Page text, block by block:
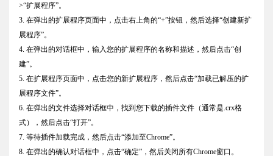
>“扩展程序”。
3. 在弹出的扩展程序页面中，点击右上角的“+”按钮，然后选择“创建新扩
展程序”。
4. 在弹出的对话框中，输入您的扩展程序的名称和描述，然后点击“创
建”。
5. 在扩展程序页面中，点击您的新扩展程序，然后点击“加载已解压的扩
展程序文件”。
6. 在弹出的文件选择对话框中，找到您下载的插件文件（通常是.crx格
式），然后点击“打开”。
7. 等待插件加载完成，然后点击“添加至Chrome”。
8. 在弹出的确认对话框中，点击“确定”，然后关闭所有Chrome窗口。